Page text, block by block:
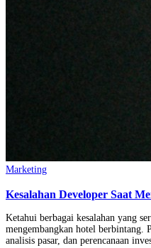
Marketing
Kesalahan Developer Saat
Ketahui berbagai kesalahan yang
mengembangkan hotel berbintang.
analisis pasar, dan perencanaan